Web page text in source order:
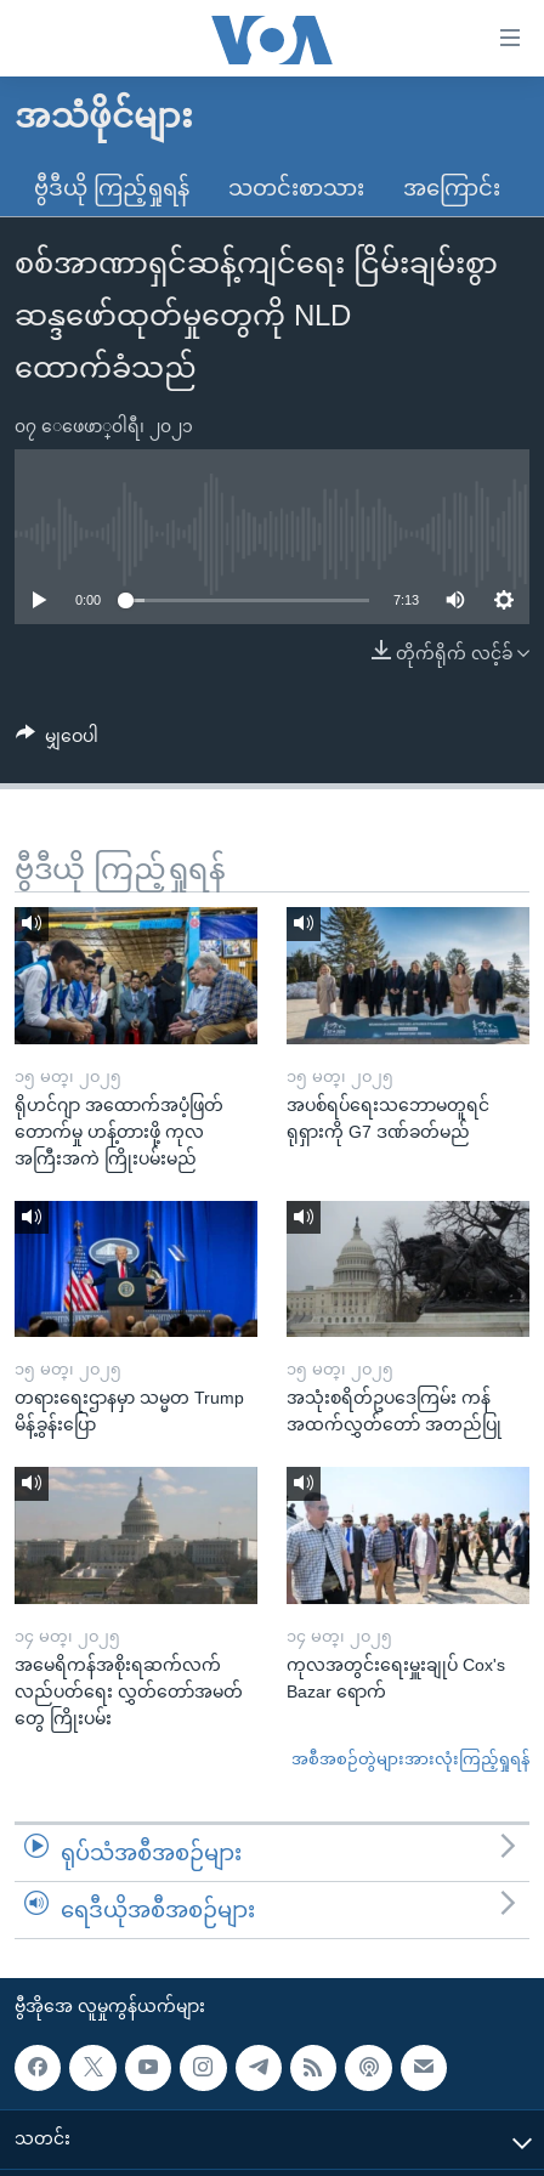
လွယ်ကူ
သည့်
Link
များ
ပင်မ
အကြောင်းအရာ
ကျော်
ကြည့်
ရှာဖွေ
နေရာ
သို့
ကျော်
ရန်
မူလစာမျက်နှာ
မြန်မာ
ကမ္ဘာ့သတင်းများ
နိုင်ငံတကာ
အမေရိကန်
တရုတ်
အစ္စရေး-ပါလက်စတိုင်း
ဗွီဒီယို
သတင်းလွတ်လပ်ခွင့်
ရပ်ဝန်းတခု လမ်းတခု အလွန်
အင်္ဂလိပ်စာလေ့လာမယ်
အမေရိကန်သုံးအီဒီယံ
အပတ်စဉ်ကဏ္ဍများ
အသံဖိုင်များ
ဗွီဒီယို ကြည့်ရှုရန် သတင်းစာသား အကြောင်း
စစ်အာဏာရှင်ဆန့်ကျင်ရေး ငြိမ်းချမ်းစွာ
ဆန္ဒဖော်ထုတ်မှုတွေကို NLD
ထောက်ခံသည်
၀၇ ေဖေဖာ္၀ါရီ၊ ၂၀၂၁
0:00 7:13
တိုက်ရိုက် လင့်ခ်
မျှဝေပါ
ဗွီဒီယို ကြည့်ရှုရန်
၁၅ မတ္၊ ၂၀၂၅
ရိုဟင်ဂျာ အထောက်အပံ့ဖြတ်
တောက်မှု ဟန့်တားဖို့ ကုလ
အကြီးအကဲ ကြိုးပမ်းမည်
၁၅ မတ္၊ ၂၀၂၅
အပစ်ရပ်ရေးသဘောမတူရင်
ရုရှားကို G7 ဒဏ်ခတ်မည်
၁၅ မတ္၊ ၂၀၂၅
တရားရေးဌာနမှာ သမ္မတ Trump
မိန့်ခွန်းပြော
၁၅ မတ္၊ ၂၀၂၅
အသုံးစရိတ်ဥပဒေကြမ်း ကန်
အထက်လွှတ်တော် အတည်ပြု
၁၄ မတ္၊ ၂၀၂၅
အမေရိကန်အစိုးရဆက်လက်
လည်ပတ်ရေး လွှတ်တော်အမတ်
တွေ ကြိုးပမ်း
၁၄ မတ္၊ ၂၀၂၅
ကုလအတွင်းရေးမှူးချုပ် Cox's
Bazar ရောက်
အစီအစဉ်တွဲများအားလုံးကြည့်ရှုရန်
ရုပ်သံအစီအစဉ်များ
ရေဒီယိုအစီအစဉ်များ
ဗွီအိုအေ လူမှုကွန်ယက်များ
သတင်း